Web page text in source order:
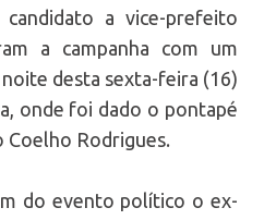
a vice-prefeito
a campanha com um
desta sexta-feira (16)
onde foi dado o pontapé
Coelho Rodrigues.
do evento político o ex-